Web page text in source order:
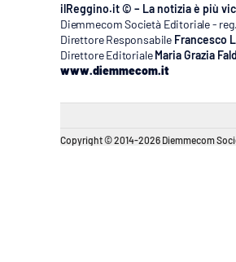
ilReggino.it © – La notizia è più
Diemmecom Società Editoriale -
Direttore Responsabile Francesco
Direttore Editoriale Maria Grazia
www.diemmecom.it
Copyright © 2014-2026 Diemmecom